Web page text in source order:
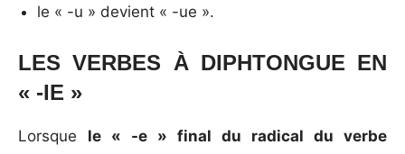
le « -u » devient « -ue ».
LES VERBES À DIPHTONGUE EN
« -IE »
Lorsque le « -e » final du radical du verbe